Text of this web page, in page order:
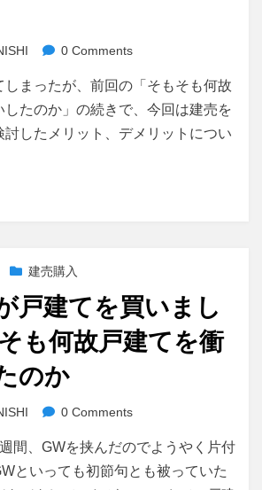
0 Comments
まったが、前回の「そもそも何故
したのか」の続きで、今回は建売を
討したメリット、デメリットについ
建売購入
戸建てを買いまし
も何故戸建てを衝
のか
0 Comments
間、GWを挟んだのでようやく片付
といっても初節句とも被っていた